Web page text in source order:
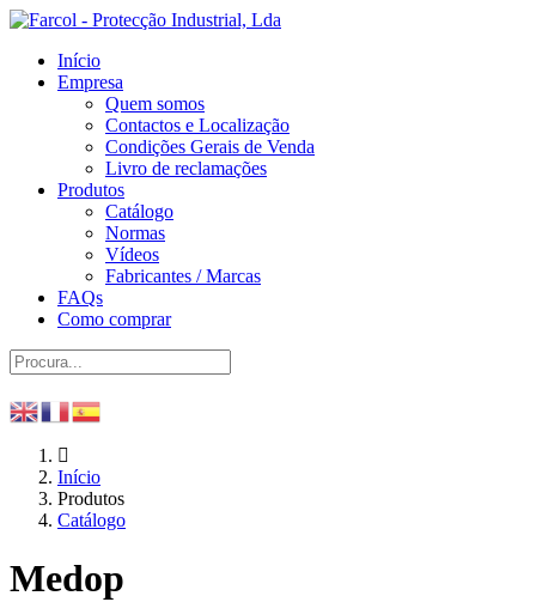
Início
Empresa
Quem somos
Contactos e Localização
Condições Gerais de Venda
Livro de reclamações
Produtos
Catálogo
Normas
Vídeos
Fabricantes / Marcas
FAQs
Como comprar
Início
Produtos
Catálogo
Medop